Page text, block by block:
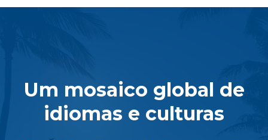
Um mosaico global de
idiomas e culturas